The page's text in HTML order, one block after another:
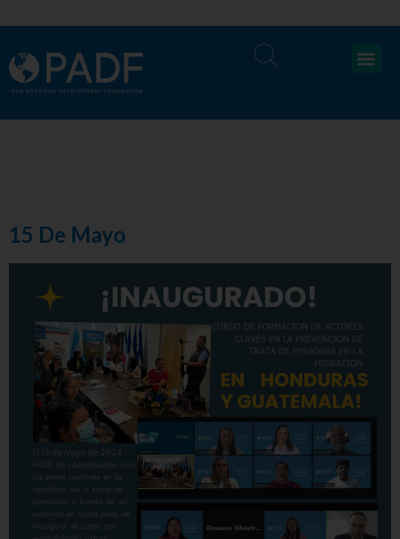
15 De Mayo